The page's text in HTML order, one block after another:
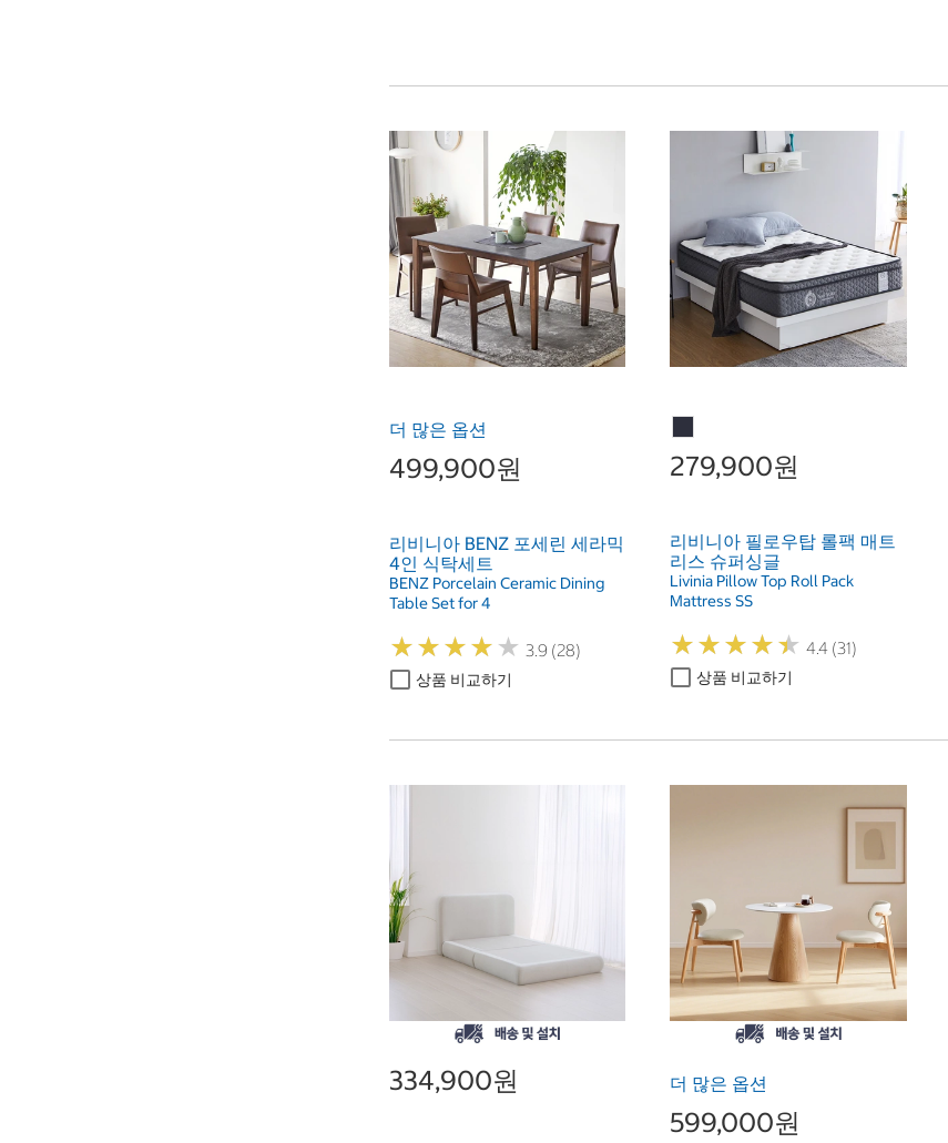
더 많은 옵션
499,900원
리비니아 BENZ 포세린 세라믹
4인 식탁세트
BENZ Porcelain Ceramic Dining
Table Set for 4
★★★★ ★
★★★★ ★ 3.9 (28)
상품 비교하기
279,900원
리비니아 필로우탑 롤팩 매트
리스 슈퍼싱글
Livinia Pillow Top Roll Pack
Mattress SS
★★★★★
★★★★★ 4.4 (31)
상품 비교하기
334,900원 더 많은 옵션
599,000원